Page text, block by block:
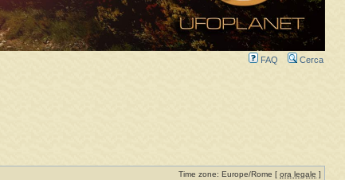
FAQ Cerca
Time zone: Europe/Rome [ ora legale ]